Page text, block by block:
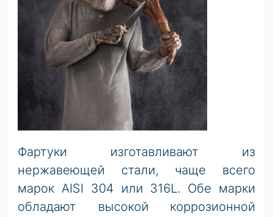
Фартуки изготавливают из
нержавеющей стали, чаще всего
марок AISI 304 или 316L. Обе марки
обладают высокой коррозионной